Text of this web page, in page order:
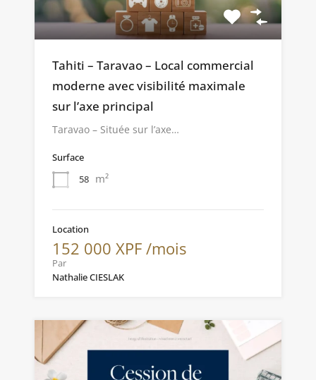
Tahiti – Taravao – Local commercial
moderne avec visibilité maximale
sur l’axe principal
Taravao – Située sur l’axe…
Surface
58 m²
Location
152 000 XPF /mois
Par
Nathalie CIESLAK